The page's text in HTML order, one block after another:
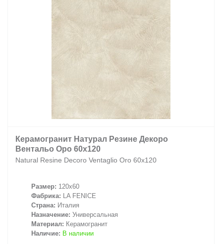
Керамогранит Натурал Резине Декоро
Вентальо Оро 60х120
Natural Resine Decoro Ventaglio Oro 60х120
Размер: 120x60
Фабрика: LA FENICE
Страна: Италия
Назначение: Универсальная
Материал: Керамогранит
Наличие: В наличии